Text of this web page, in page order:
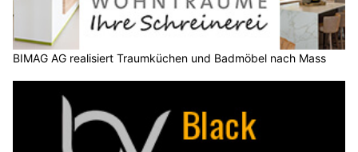
BIMAG AG realisiert Traumküchen und Badmöbel nach Mass